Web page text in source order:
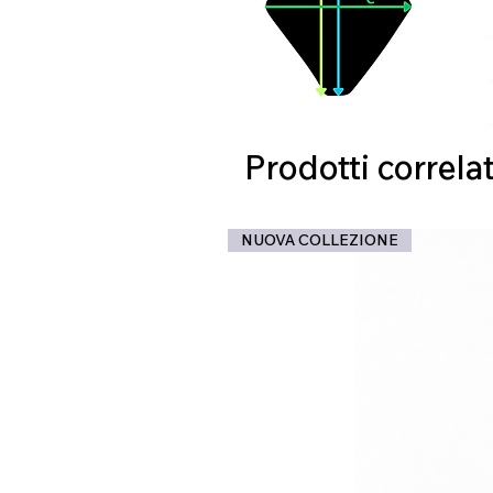
Prodotti
NUOVA COLLEZIONE